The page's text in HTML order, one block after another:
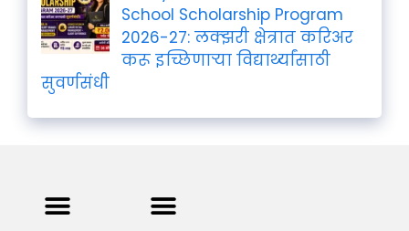
School Scholarship Program
2026-27: लक्झरी क्षेत्रात करिअर
करू इच्छिणाऱ्या विद्यार्थ्यांसाठी
सुवर्णसंधी